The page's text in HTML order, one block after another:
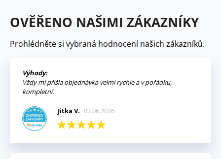
OVĚŘENO NAŠIMI ZÁKAZNÍKY
Prohlédněte si vybraná hodnocení našich zákazníků.
Výhody:
Vždy mi přišla objednávka velmi rychle a v pořádku,
kompletní.
Jitka V. 02.06.2026